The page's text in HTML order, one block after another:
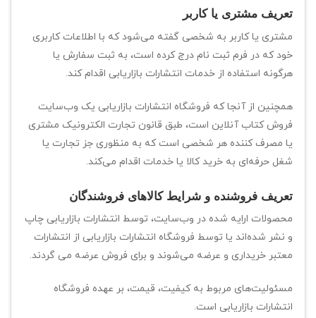
تعریف مشتری یا کاربر
مشتری یا کاربر به شخصی گفته می‌شود که با اطلاعات کاربری
خود که در فرم ثبت نام درج کرده است، به ثبت سفارش یا
هرگونه استفاده از خدمات انتشارات بازاریابی اقدام کند.
همچنین از آنجا که فروشگاه انتشارات بازاریابی یک وب‌سایت
فروش کتاب آنلاین است، طبق قانون تجارت الکترونیک مشتری
یا مصرف کننده هر شخصی است که به منظوری جز تجارت یا
شغل حرفه‌ای به خرید کالا یا خدمات اقدام می‌کند.
تعریف فروشنده و شرایط کالاهای فروشندگان
محصولات ارایه شده در وب‌سایت، توسط انتشارات بازاریابی چاپ
و نشر شده‌اند یا توسط فروشگاه انتشارات بازاریابی از انتشارات
معتبر خریداری و عرضه می‌شوند و برای فروش عرضه می گردند.
مسئولیت‌های مربوط به کیفیت، قیمت، بر عهده فروشگاه
انتشارات بازاریابی است.